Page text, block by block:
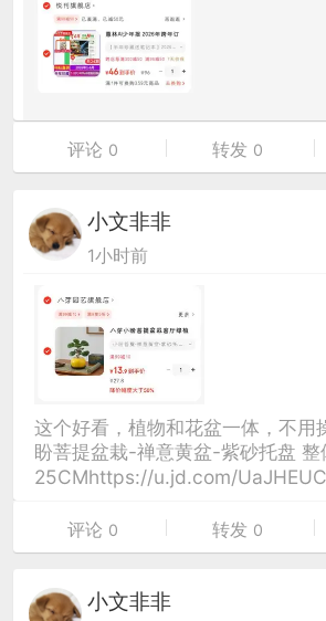
评论 0 转发 0
小文非非
1小时前
这个好看，植物和花盆一体，不用
盼菩提盆栽-禅意黄盆-紫砂托盘
25CMhttps://u.jd.com/UaJHEUC
评论 0 转发 0
小文非非